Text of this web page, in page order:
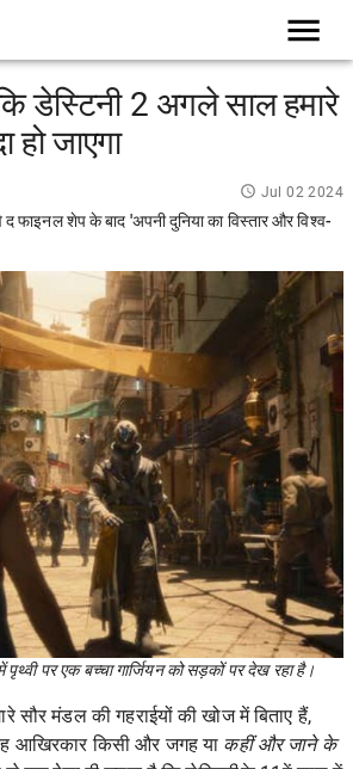
डेस्टिनी 2 अगले साल हमारे
हो जाएगा
Jul 02 2024
फाइनल शेप के बाद 'अपनी दुनिया का विस्तार और विश्व-
पर एक बच्चा गार्जियन को सड़कों पर देख रहा है।
सौर मंडल की गहराईयों की खोज में बिताए हैं,
आखिरकार किसी और जगह या कहीं और जाने के